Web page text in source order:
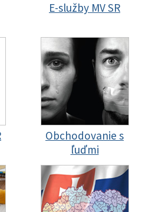
E-služby MV SR
Obchodovanie s
ľuďmi